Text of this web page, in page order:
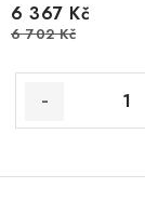
6 367 Kč
6 702 Kč